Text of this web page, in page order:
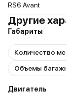
RS6 Avant
Другие
Габариты
Количество
Объемы
Двигатель